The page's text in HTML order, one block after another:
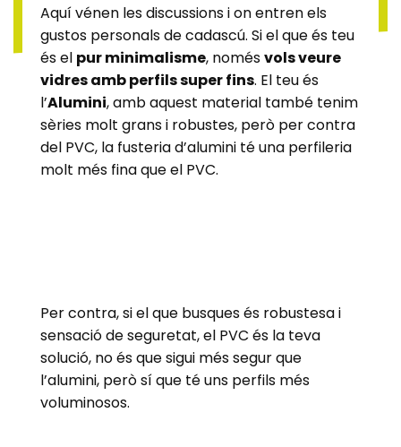
Aquí vénen les discussions i on entren els
gustos personals de cadascú. Si el que és teu
és el pur minimalisme, nomésvols veure
vidres amb perfils super fins. El teu és
l’Alumini, amb aquest material també tenim
sèries molt grans i robustes, però per contra
del PVC, la fusteria d’alumini té una perfileria
molt més fina que el PVC.
Per contra, si el que busques és robustesa i
sensació de seguretat, el PVC és la teva
solució, no és que sigui més segur que
l’alumini, però sí que té uns perfils més
voluminosos.